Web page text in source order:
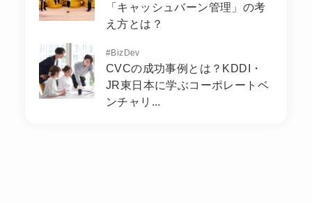
「キャッシュバーン管理」の考
え方とは？
#BizDev
CVCの成功事例とは？KDDI・
JR東日本に学ぶコーポレートベ
ンチャリ...